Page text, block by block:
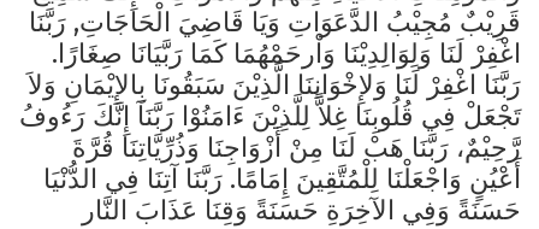
قَرِيْبٌ مُجِيْبُ الدَّعَوَاتِ وَيَا قَاضِيَ الْحَاجَاتِ, رَبَّنَا
اغْفِرْ لَنَا وَلِوَالِدِيْنَا وَاْرحَمْهُمَا كَمَا رَبَّيَانَا صِغَارًا.
رَبَّنَا اغْفِرْ لَنَا وَلإِخْوَانِنَا الَّذِيْنَ سَبَقُونَا بِالإِيْمَانِ وَلاَ
تَجْعَلْ فِي قُلُوبِنَا غِلاًّ لِلَّذِيْنَ ءَامَنُوْا رَبَّنَآ إِنَّكَ رَءُوفُ
رَّحِيْمٌ، رَبَّنَا هَبْ لَنَا مِنْ أَزْوَاجِنَا وَذُرِّيَّاتِنَا قُرَّةَ
أَعْيُنٍ وَاجْعَلْنَا لِلْمُتَّقِينَ إِمَامًا. رَبَّنَا آتِنَا فِي الدُّنْيَا
حَسَنَةً وَفِي الآخِرَةِ حَسَنَةً وَقِنَا عَذَابَ النَّار